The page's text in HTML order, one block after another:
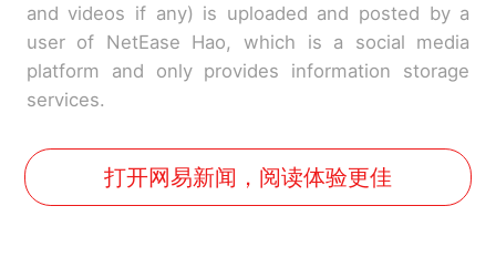
and videos if any) is uploaded and posted by a
user of NetEase Hao, which is a social media
platform and only provides information storage
services.
打开网易新闻，阅读体验更佳